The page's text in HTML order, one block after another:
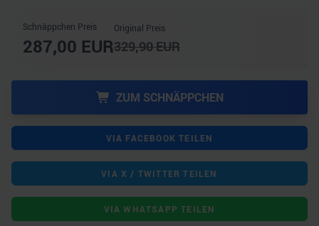
Schnäppchen Preis
287,00 EUR
Original Preis
329,90EUR
ZUM SCHNÄPPCHEN
VIA FACEBOOK TEILEN
VIA X / TWITTER TEILEN
VIA WHATSAPP TEILEN